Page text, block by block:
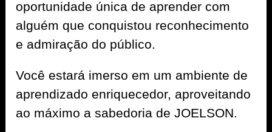
oportunidade única de aprender com
alguém que conquistou reconhecimento
e admiração do público.
Você estará imerso em um ambiente de
aprendizado enriquecedor, aproveitando
ao máximo a sabedoria de JOELSON.